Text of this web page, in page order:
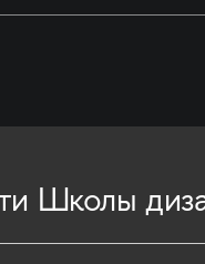
Школы